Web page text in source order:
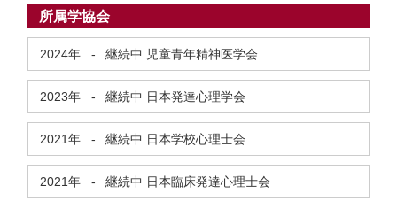
所属学協会
2024年 - 継続中 児童青年精神医学会
2023年 - 継続中 日本発達心理学会
2021年 - 継続中 日本学校心理士会
2021年 - 継続中 日本臨床発達心理士会